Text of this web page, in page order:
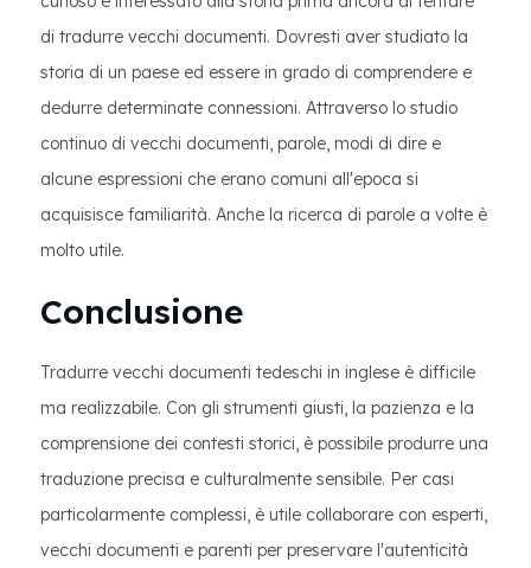
di tradurre vecchi documenti. Dovresti aver studiato la
storia di un paese ed essere in grado di comprendere e
dedurre determinate connessioni. Attraverso lo studio
continuo di vecchi documenti, parole, modi di dire e
alcune espressioni che erano comuni all'epoca si
acquisisce familiarità. Anche la ricerca di parole a volte è
molto utile.
Conclusione
Tradurre vecchi documenti tedeschi in inglese è difficile
ma realizzabile. Con gli strumenti giusti, la pazienza e la
comprensione dei contesti storici, è possibile produrre una
traduzione precisa e culturalmente sensibile. Per casi
particolarmente complessi, è utile collaborare con esperti,
vecchi documenti e parenti per preservare l'autenticità